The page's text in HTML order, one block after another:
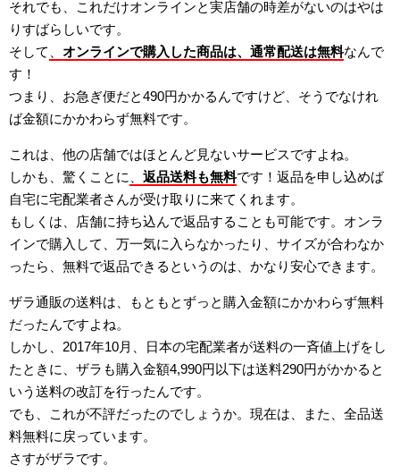
それでも、これだけオンラインと実店舗の時差がないのはやは
りすばらしいです。
そして
オンラインで購入した商品は、通常配送は無料なんで
す！
つまり、お急ぎ便だと490円かかるんですけど、そうでなけれ
ば金額にかかわらず無料です。
これは、他の店舗ではほとんど見ないサービスですよね。
しかも、驚くことに
返品送料も無料です！返品を申し込めば
自宅に宅配業者さんが受け取りに来てくれます。
もしくは、店舗に持ち込んで返品することも可能です。オンラ
インで購入して、万一気に入らなかったり、サイズが合わなか
ったら、無料で返品できるというのは、かなり安心できます。
ザラ通販の送料は、もともとずっと購入金額にかかわらず無料
だったんですよね。
しかし、2017年10月、日本の宅配業者が送料の一斉値上げをし
たときに、ザラも購入金額4,990円以下は送料290円がかかると
いう送料の改訂を行ったんです。
でも、これが不評だったのでしょうか。現在は、また、全品送
料無料に戻っています。
さすがザラです。